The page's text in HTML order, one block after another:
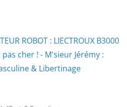
ROBOT : LIECTROUX B3000
cher ! - M'sieur Jérémy :
& Libertinage